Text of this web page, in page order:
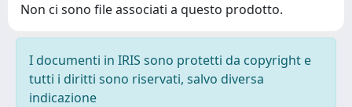
Non ci sono file associati a questo prodotto.
I documenti in IRIS sono protetti da copyright e
tutti i diritti sono riservati, salvo diversa
indicazione